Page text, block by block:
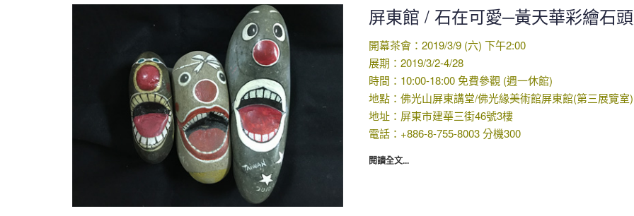
屏東館 / 石在可愛─黃天華彩繪石
開幕茶會：2019/3/9 (六) 下午2:00
展期：2019/3/2-4/28
時間：10:00-18:00 免費參觀 (週一休館)
地點：佛光山屏東講堂/佛光緣美術館屏東館(第三展覽室)
地址：屏東市建華三街46號3樓
電話：+886-8-755-8003 分機300
閱讀全文...